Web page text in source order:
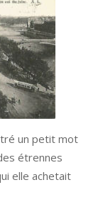
un petit mot
étrennes
elle achetait